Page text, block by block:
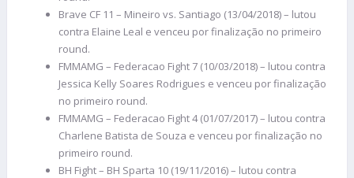
Brave CF 11 – Mineiro vs. Santiago (13/04/2018) – lutou
contra Elaine Leal e venceu por finalização no primeiro
round.
FMMAMG – Federacao Fight 7 (10/03/2018) – lutou contra
Jessica Kelly Soares Rodrigues e venceu por finalização
no primeiro round.
FMMAMG – Federacao Fight 4 (01/07/2017) – lutou contra
Charlene Batista de Souza e venceu por finalização no
primeiro round.
BH Fight – BH Sparta 10 (19/11/2016) – lutou contra